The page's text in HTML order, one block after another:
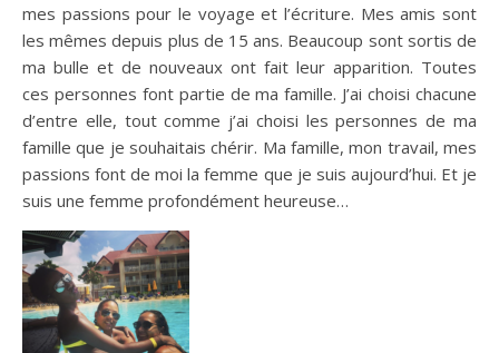
mes passions pour le voyage et l’écriture. Mes amis sont
les mêmes depuis plus de 15 ans. Beaucoup sont sortis de
ma bulle et de nouveaux ont fait leur apparition. Toutes
ces personnes font partie de ma famille. J’ai choisi chacune
d’entre elle, tout comme j’ai choisi les personnes de ma
famille que je souhaitais chérir. Ma famille, mon travail, mes
passions font de moi la femme que je suis aujourd’hui. Et je
suis une femme profondément heureuse…